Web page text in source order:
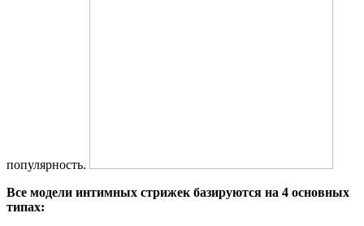
популярность.
Все модели интимных стрижек базируются на 4 основных
типах: